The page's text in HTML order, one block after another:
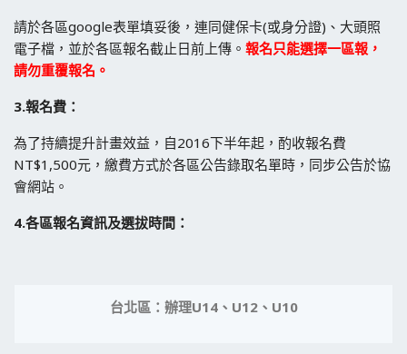
請於各區google表單填妥後，連同健保卡(或身分證)、大頭照
電子檔，並於各區報名截止日前上傳。 報名只能選擇一區報，
請勿重覆報名。
3.報名費 ：
為了持續提升計畫效益，自2016下半年起，酌收報名費
NT$1,500元，繳費方式於各區公告錄取名單時，同步公告於協
會網站。
4.各區報名資訊及選拔時間：
台北區：辦理U14、 U12、 U10